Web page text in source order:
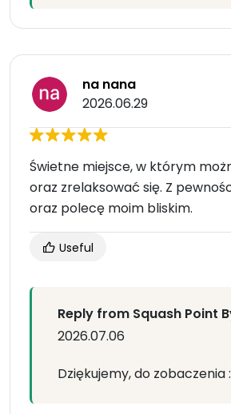
na nana
2026.06.29
Świetne miejsce, w którym
oraz zrelaksować się. Z
oraz polecę moim bliskim.
Useful
Reply from Squash Point
2026.07.06
Dziękujemy, do zobaczenia